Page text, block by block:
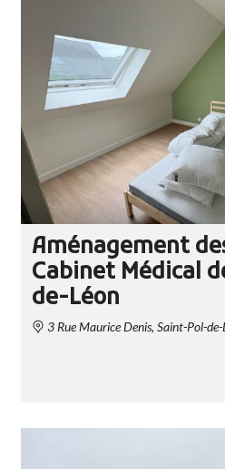
Aménagement
Cabinet Médical
de-Léon
3 Rue Maurice Denis, Saint-Pol-